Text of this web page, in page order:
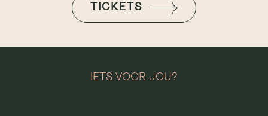
TICKETS
IETS VOOR JOU?